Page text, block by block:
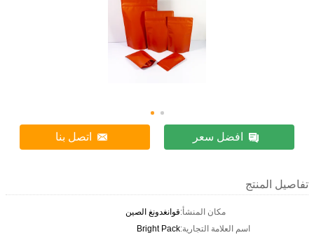
افضل سعر اتصل بنا
تفاصيل المنتج
مكان المنشأ:قوانغدونغ الصين
اسم العلامة التجارية:Bright Pack